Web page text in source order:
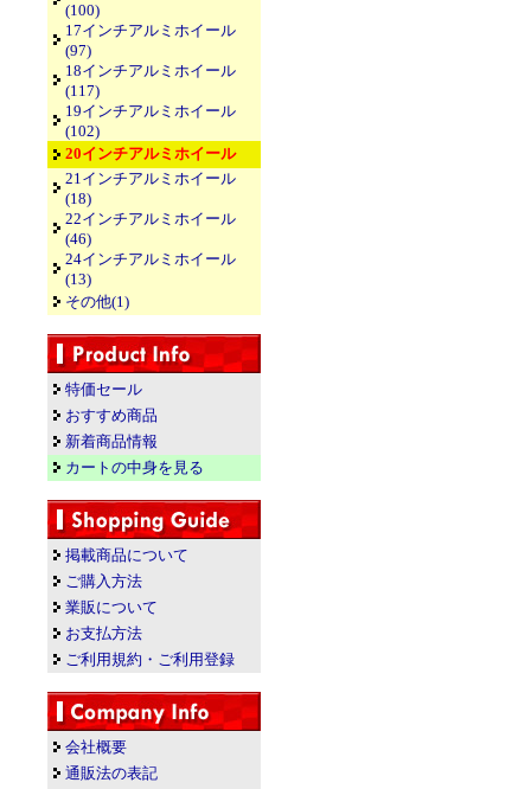
(100)
17インチアルミホイール
(97)
18インチアルミホイール
(117)
19インチアルミホイール
(102)
20インチアルミホイール
21インチアルミホイール
(18)
22インチアルミホイール
(46)
24インチアルミホイール
(13)
その他(1)
特価セール
おすすめ商品
新着商品情報
カートの中身を見る
掲載商品について
ご購入方法
業販について
お支払方法
ご利用規約・ご利用登録
会社概要
通販法の表記